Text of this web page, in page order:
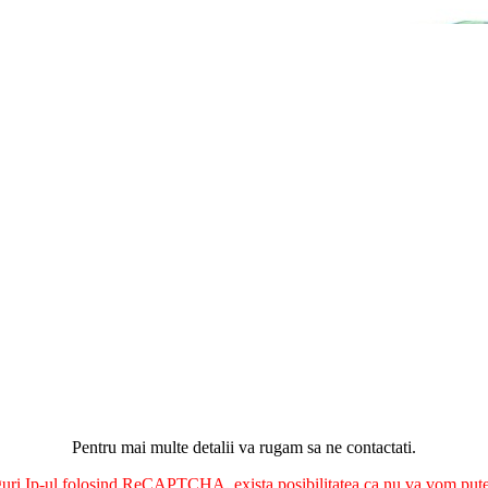
Pentru mai multe detalii va rugam sa ne contactati.
Ip-ul folosind ReCAPTCHA, exista posibilitatea ca nu va vom